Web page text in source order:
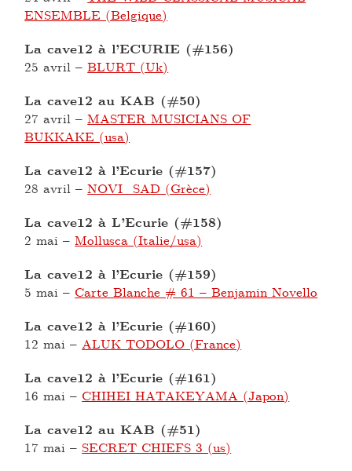
ENSEMBLE (Belgique)
La cave12 à l’ECURIE (#156)
25 avril –BLURT (Uk)
La cave12 au KAB (#50)
27 avril –MASTER MUSICIANS OF
BUKKAKE (usa)
La cave12 à l’Ecurie (#157)
28 avril –NOVI_SAD (Grèce)
La cave12 à L’Ecurie (#158)
2 mai –Mollusca (Italie/usa)
La cave12 à l’Ecurie (#159)
5 mai – Carte Blanche # 61 – Benjamin Novello
La cave12 à l’Ecurie (#160)
12 mai –ALUK TODOLO (France)
La cave12 à l’Ecurie (#161)
16 mai – CHIHEI HATAKEYAMA (Japon)
La cave12 au KAB (#51)
17 mai – SECRET CHIEFS 3 (us)